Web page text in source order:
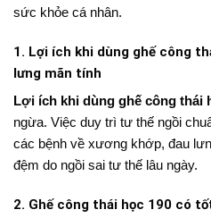
sức khỏe cá nhân.
1. Lợi ích khi dùng ghế công
lưng mãn tính
Lợi ích khi dùng ghế công thái
ngừa. Việc duy trì tư thế ngồi
các bệnh về xương khớp, đau
đệm do ngồi sai tư thế lâu ngày.
2. Ghế công thái học 190 có